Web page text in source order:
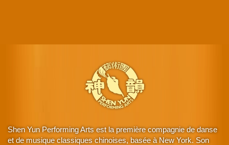
Shen Yun Performing Arts est la première compagnie de danse
et de musique classiques chinoises, basée à New York. Son